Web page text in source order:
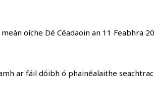
oíche Dé Céadaoin an 11 Feabhra
ar fáil dóibh ó phainéalaithe